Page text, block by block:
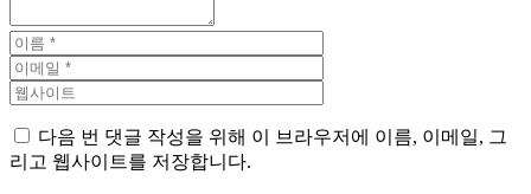
다음 번 댓글 작성을 위해 이 브라우저에 이름, 이메일, 그
리고 웹사이트를 저장합니다.